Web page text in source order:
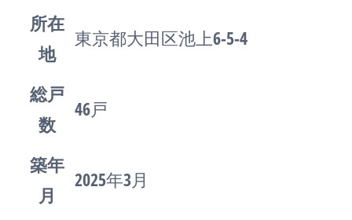
所在
地
東京都大田区池上6-5-4
総戸
数
46戸
築年
月
2025年3月